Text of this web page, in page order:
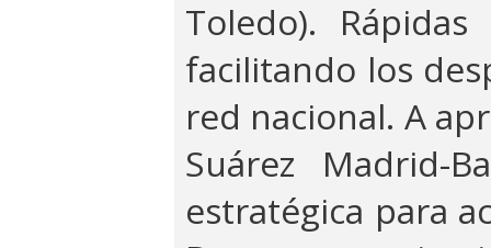
Toledo).
facilitando los
red nacional. A
Suárez Madrid-
estratégica para